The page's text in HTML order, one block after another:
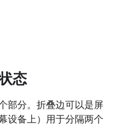
态
部分。折叠边可以是屏
设备上）用于分隔两个